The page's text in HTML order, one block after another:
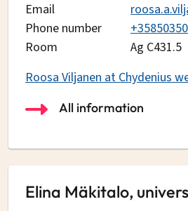
Email
Phone number
Room
Ag C431.5
Roosa Viljanen at Chydenius
All information
Elina Mäkitalo,